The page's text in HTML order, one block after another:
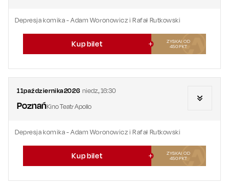
Depresja komika - Adam Woronowicz i Rafał Rutkowski
Kup bilet
ZYSKAJ OD
450PKT
11października2026 niedz.,16:30
PoznańKino Teatr Apollo
Depresja komika - Adam Woronowicz i Rafał Rutkowski
Kup bilet
ZYSKAJ OD
450PKT